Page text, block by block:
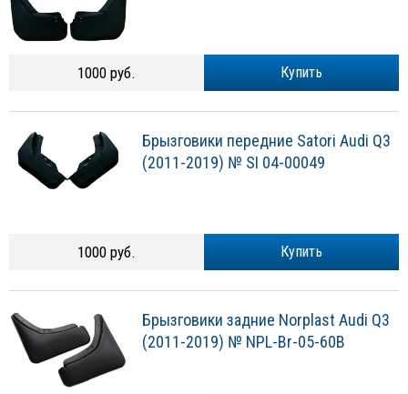
Купить
1000 руб.
Брызговики передние Satori Audi Q3
(2011-2019) № SI 04-00049
Купить
1000 руб.
Брызговики задние Norplast Audi Q3
(2011-2019) № NPL-Br-05-60B